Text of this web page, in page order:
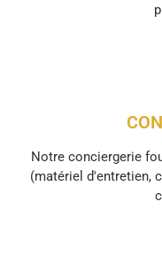
Notre conciergerie
(matériel d'entretien,